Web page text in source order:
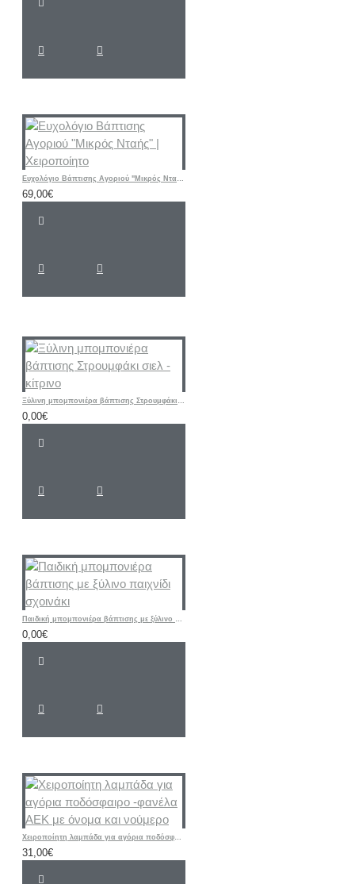
Ευχολόγιο Βάπτισης Αγοριού "Μικρός Νταής" | Χειροποίητο
69,00€
Ξύλινη μπομπονιέρα βάπτισης Στρουμφάκι σιελ - κίτρινο
0,00€
Παιδική μπομπονιέρα βάπτισης με ξύλινο παιχνίδι σχοινάκι
0,00€
Χειροποίητη λαμπάδα για αγόρια ποδόσφαιρο -φανέλα ΑΕΚ με όνομα και νούμερο
31,00€